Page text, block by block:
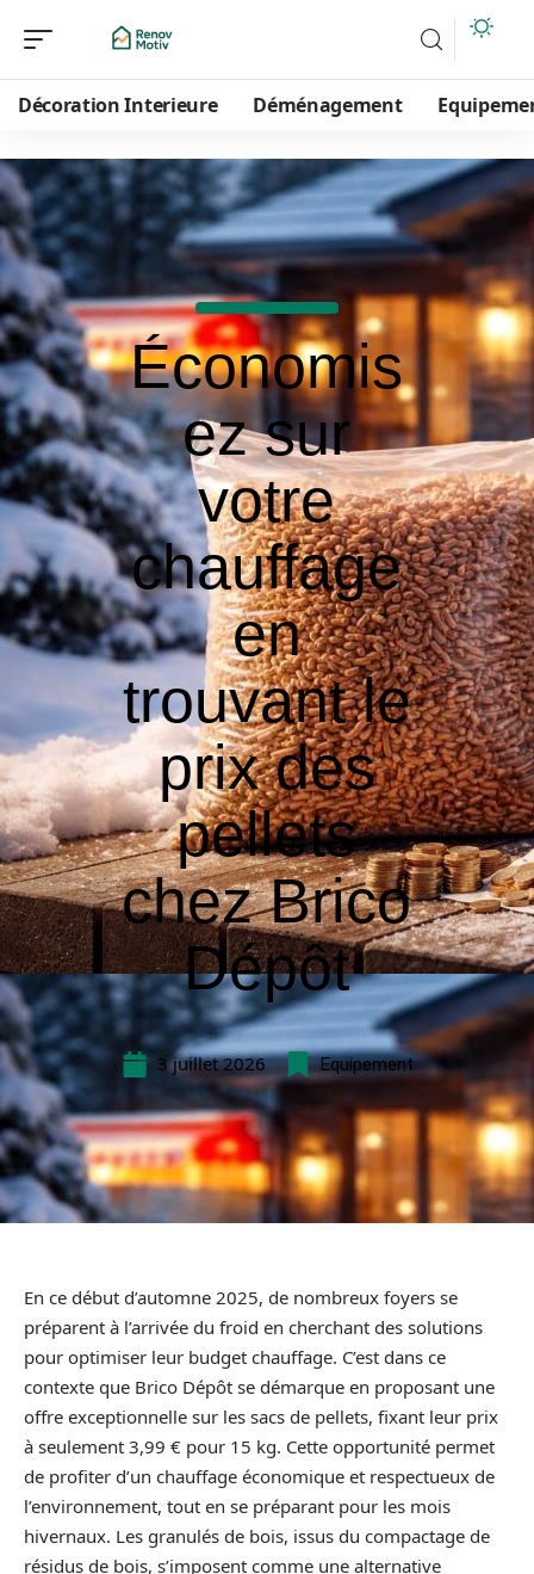
Décoration Interieure Déménagement
Économis
ez sur
votre
chauffage
en
trouvant le
prix des
pellets
chez Brico
Dépôt
3 juillet 2026 Equipement
En ce début d’automne 2025, de nombreux foyers se
préparent à l’arrivée du froid en cherchant des solutions
pour optimiser leur budget chauffage. C’est dans ce
contexte que Brico Dépôt se démarque en proposant une
offre exceptionnelle sur les sacs de pellets, fixant leur prix
à seulement 3,99 € pour 15 kg. Cette opportunité permet
de profiter d’un chauffage économique et respectueux de
l’environnement, tout en se préparant pour les mois
hivernaux. Les granulés de bois, issus du compactage de
résidus de bois, s’imposent comme une alternative